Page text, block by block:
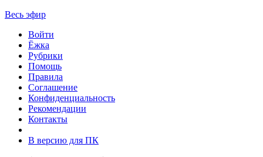
Весь эфир
Войти
Ёжка
Рубрики
Помощь
Правила
Соглашение
Конфиденциальность
Рекомендации
Контакты
В версию для ПК